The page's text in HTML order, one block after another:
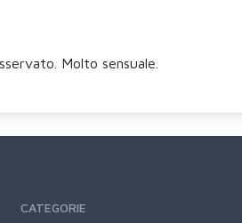
Molto sensuale.
CATEGORIE